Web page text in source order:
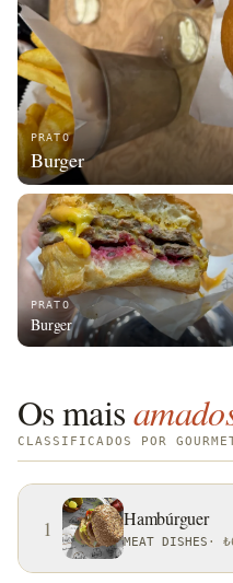
PRATO
Burger
PRATO
Burger
Os mais
CLASSIFICADOS POR
1 Hambúrguer
MEAT DISHES ·